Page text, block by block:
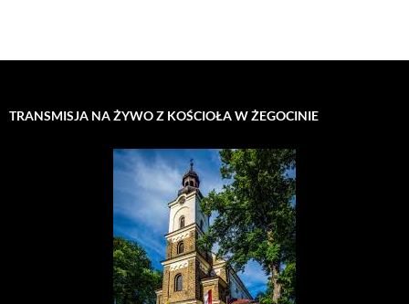
TRANSMISJA NA ŻYWO Z KOŚCIOŁA W ŻEGOCINIE